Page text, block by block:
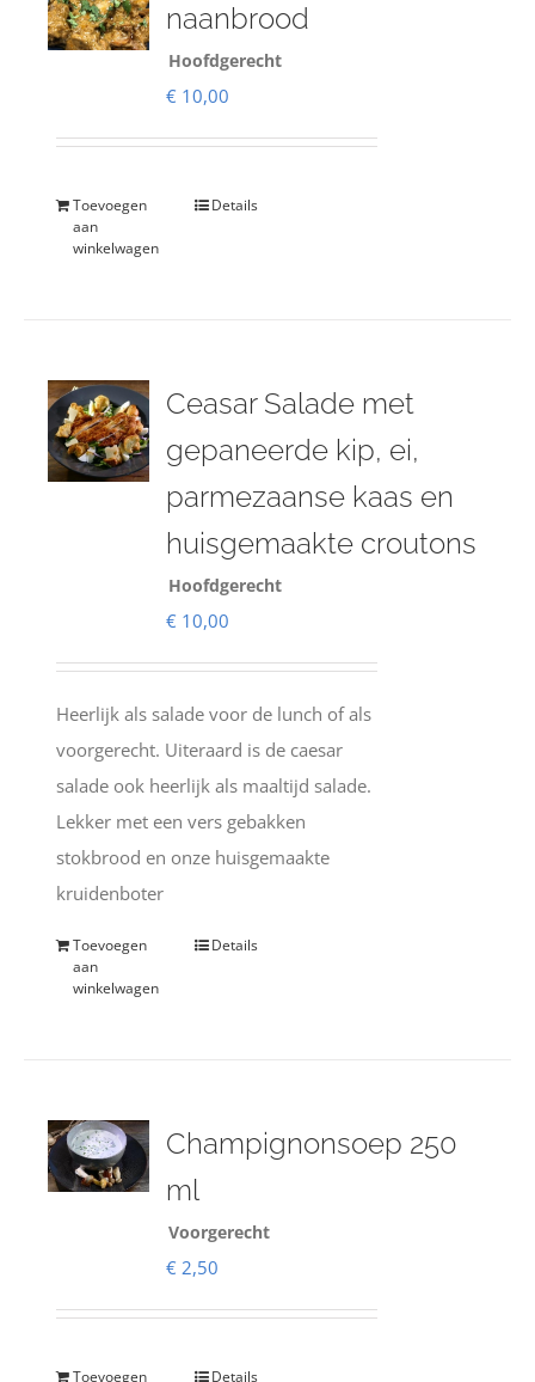
naanbrood
Hoofdgerecht
€ 10,00
Toevoegen
aan
winkelwagen
Details
Ceasar Salade met
gepaneerde kip, ei,
parmezaanse kaas en
huisgemaakte croutons
Hoofdgerecht
€ 10,00
Heerlijk als salade voor de lunch of als
voorgerecht. Uiteraard is de caesar
salade ook heerlijk als maaltijd salade.
Lekker met een vers gebakken
stokbrood en onze huisgemaakte
kruidenboter
Toevoegen
aan
winkelwagen
Details
Champignonsoep 250
ml
Voorgerecht
€ 2,50
Toevoegen Details